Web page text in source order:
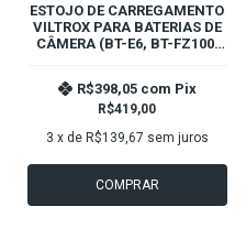
ESTOJO DE CARREGAMENTO
VILTROX PARA BATERIAS DE
CÂMERA (BT-E6, BT-FZ100,
R$419,00
R$398,05 com Pix
3 x de R$139,67 sem juros
COMPRAR